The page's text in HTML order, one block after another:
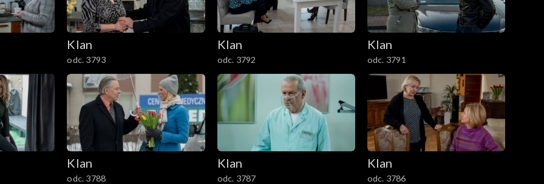
Klan
odc. 3793
Klan
odc. 3792
Klan
odc. 3791
Klan
odc. 3788
Klan
odc. 3787
Klan
odc. 3786